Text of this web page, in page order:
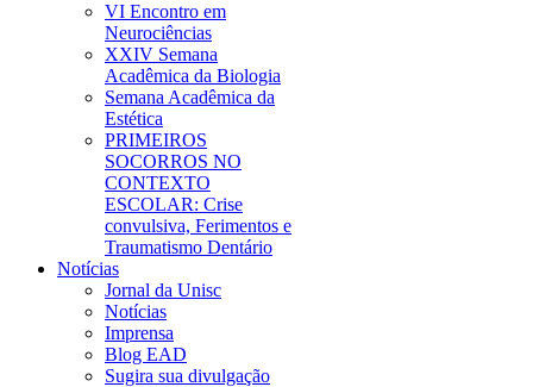
VI Encontro em
Neurociências
XXIV Semana
Acadêmica da Biologia
Semana Acadêmica da
Estética
PRIMEIROS
SOCORROS NO
CONTEXTO
ESCOLAR: Crise
convulsiva, Ferimentos e
Traumatismo Dentário
Notícias
Jornal da Unisc
Notícias
Imprensa
Blog EAD
Sugira sua divulgação